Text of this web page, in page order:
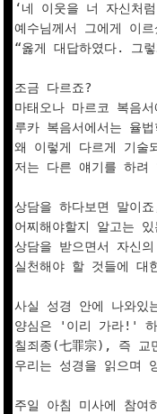
‘네 이웃을 너 자신처
예수님께서 그에게 이
“옳게 대답하였다. 그
조금 다르죠?
마태오나 마르코 복음
루카 복음서에서는 율
왜 이렇게 다르게 기술
저는 다른 얘기를 하려
상담을 하다보면 말이
어찌해야할지 알고는
상담을 받으면서 자신
실천해야 할 것들에 대
사실 성경 안에 나와있
양심은 '이리 가라!' 하
칠죄종(七罪宗), 즉
우리는 성경을 읽으며
주일 아침 미사에 참여